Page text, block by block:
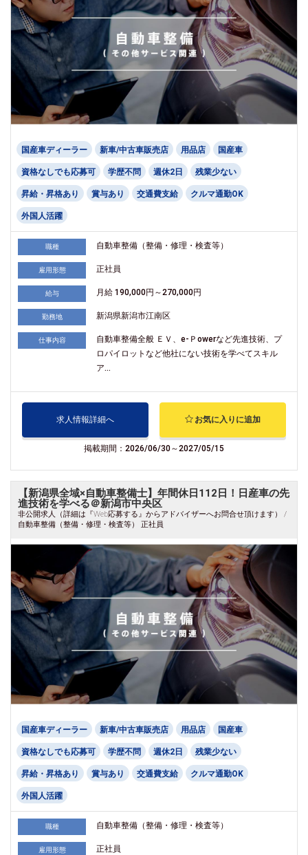
国産車ディーラー 新車/中古車販売店 用品店 国産車
資格なしでも応募可 学歴不問 週休2日 残業少ない
昇給・昇格あり 賞与あり 交通費支給 クルマ通勤OK
外国人活躍
職種 自動車整備（整備・修理・検査等）
雇用形態 正社員
給与 月給 190,000円～270,000円
勤務地 新潟県新潟市江南区
仕事内容
自動車整備全般 ＥＶ、e-Ｐowerなど先進技術、プ
ロパイロットなど他社にない技術を学べてスキル
ア...
求人情報詳細へ お気に入りに追加
掲載期間：2026/06/30～2027/05/15
【新潟県全域×自動車整備士】年間休日112日！日産車の先
進技術を学べる＠新潟市中央区
非公開求人（詳細は『Web応募する』からアドバイザーへお問合せ頂けます） /
自動車整備（整備・修理・検査等） 正社員
国産車ディーラー 新車/中古車販売店 用品店 国産車
資格なしでも応募可 学歴不問 週休2日 残業少ない
昇給・昇格あり 賞与あり 交通費支給 クルマ通勤OK
外国人活躍
職種 自動車整備（整備・修理・検査等）
雇用形態 正社員